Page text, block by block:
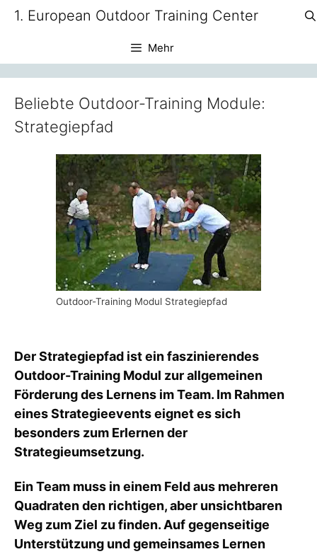
Zum1. European Outdoor Training Center
Mehr
Beliebte Outdoor-Training Module:
Strategiepfad
Outdoor-Training Modul Strategiepfad
Der Strategiepfad ist ein faszinierendes
Outdoor-Training Modul zur allgemeinen
Förderung des Lernens im Team. Im Rahmen
eines Strategieevents eignet es sich
besonders zum Erlernen der
Strategieumsetzung.
Ein Team muss in einem Feld aus mehreren
Quadraten den richtigen, aber unsichtbaren
Weg zum Ziel zu finden. Auf gegenseitige
Unterstützung und gemeinsames Lernen